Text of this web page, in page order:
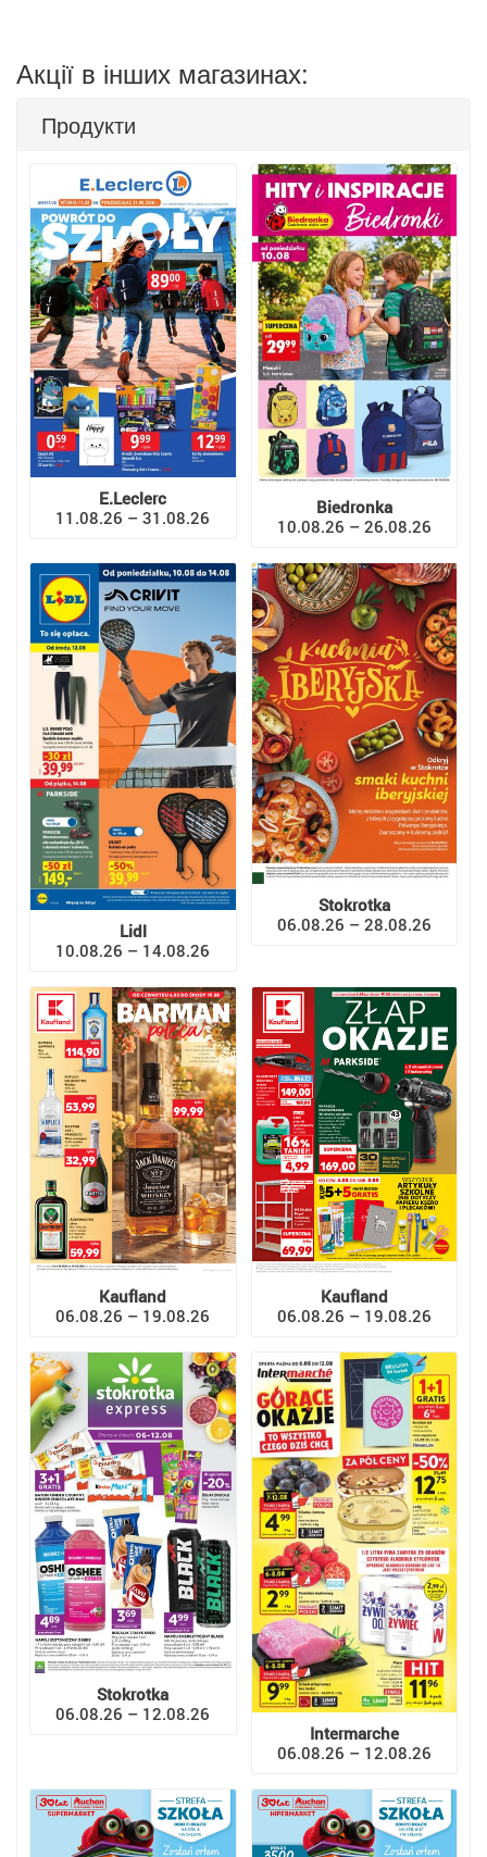
Акції в інших магазинах:
Продукти
E.Leclerc
11.08.26 – 31.08.26
Biedronka
10.08.26 – 26.08.26
Lidl
10.08.26 – 14.08.26
Stokrotka
06.08.26 – 28.08.26
Kaufland
06.08.26 – 19.08.26
Kaufland
06.08.26 – 19.08.26
Stokrotka
06.08.26 – 12.08.26
Intermarche
06.08.26 – 12.08.26